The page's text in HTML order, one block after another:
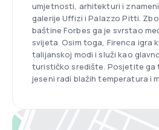
umjetnosti, arhitekturi i
galerije Uffizi i Palazzo Pitti.
baštine Forbes ga je svrstao
svijeta. Osim toga, Firenca igra
talijanskoj modi i služi kao
turističko središte. Posjetite ga
jeseni radi blažih temperatura i